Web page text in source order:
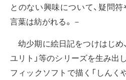
とのない興味について、疑問
言葉は紡がれる。－
幼少期に絵日記をつけはじめ
ユリト」等のシリーズを生み出
フィックソフトで描く「しんく